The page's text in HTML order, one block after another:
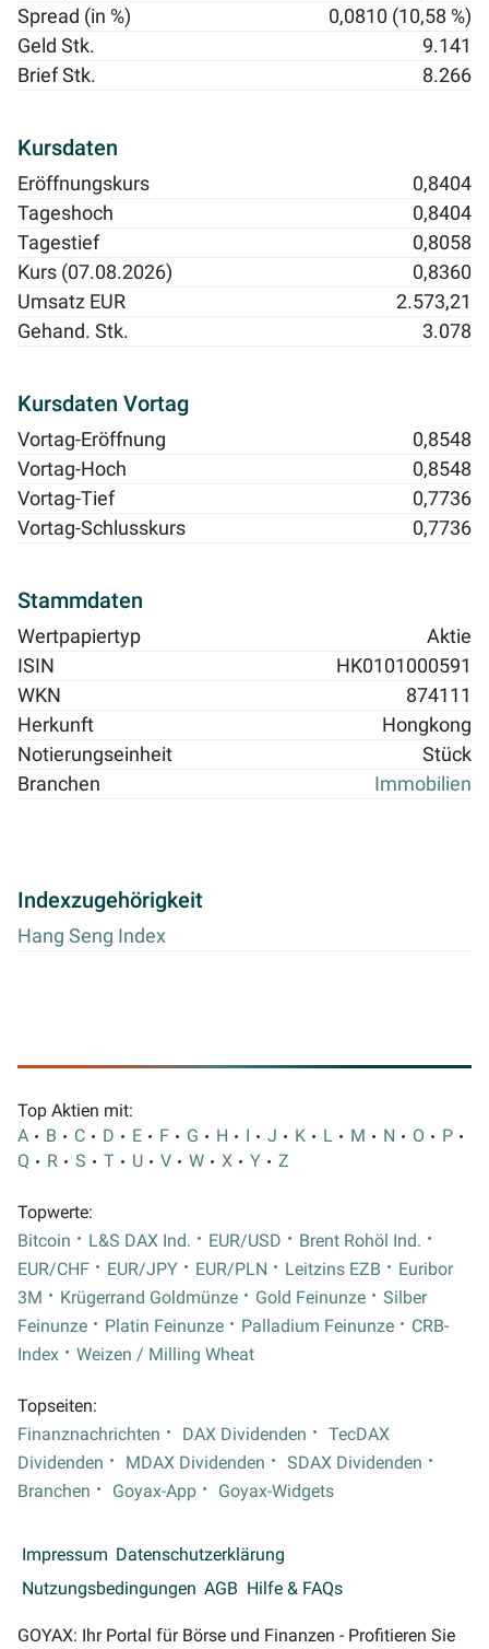
Spread (in %)
0,0810 (10,58 %)
Geld Stk.
9.141
Brief Stk.
8.266
Kursdaten
Eröffnungskurs
0,8404
Tageshoch
0,8404
Tagestief
0,8058
Kurs (07.08.2026)
0,8360
Umsatz EUR
2.573,21
Gehand. Stk.
3.078
Kursdaten Vortag
Vortag-Eröffnung
0,8548
Vortag-Hoch
0,8548
Vortag-Tief
0,7736
Vortag-Schlusskurs
0,7736
Stammdaten
Wertpapiertyp
Aktie
ISIN
HK0101000591
WKN
874111
Herkunft
Hongkong
Notierungseinheit
Stück
Branchen
Immobilien
Indexzugehörigkeit
Hang Seng Index
Top Aktien mit:
A
B C D E F G H I J K L M N O
P
Q
R S T U V W X Y Z
Topwerte:
Bitcoin
L&S DAX Ind. EUR/USD
Brent Rohöl Ind.
EUR/CHF
EUR/JPY EUR/PLN Leitzins EZB
Euribor
3M
Krügerrand Goldmünze Gold Feinunze
Silber
Feinunze
Platin Feinunze Palladium Feinunze
CRB-
Index
Weizen / Milling Wheat
Topseiten:
Finanznachrichten
DAX Dividenden
TecDAX
Dividenden
MDAX Dividenden
SDAX Dividenden
Branchen
Goyax-App Goyax-Widgets
Impressum Datenschutzerklärung
Nutzungsbedingungen AGB Hilfe & FAQs
GOYAX: Ihr Portal für Börse und Finanzen - Profitieren Sie